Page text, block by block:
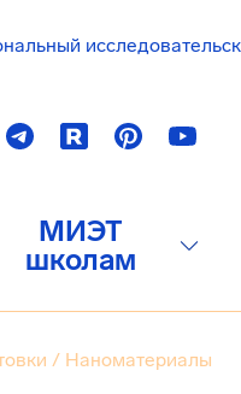
МИЭТ
школам
/ Наноматериалы